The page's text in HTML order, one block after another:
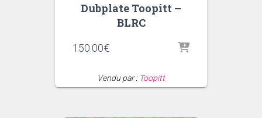
Dubplate Toopitt –
BLRC
150.00€
Vendu par : Toopitt